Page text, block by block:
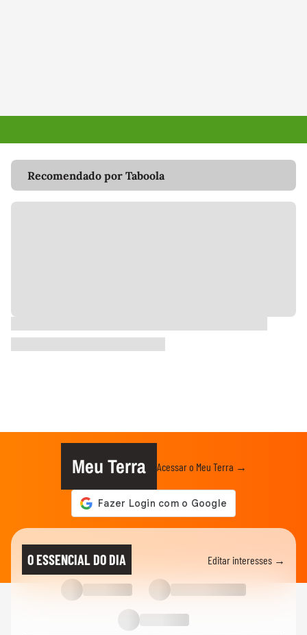
Recomendado por Taboola
Meu Terra Acessar o Meu Terra →
O ESSENCIAL DO DIA Editar interesses →